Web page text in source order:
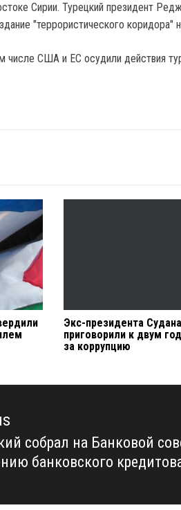
Сирии. Турецкий президент
"террористического коридора"
числе США и ЕС осудили действия
Экс-президента Судана
приговорили к двум
за коррупцию
собрал на Банковой
банковского